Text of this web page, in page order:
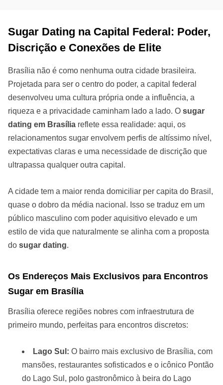
Sugar Dating na Capital Federal: Poder,
Discrição e Conexões de Elite
Brasília não é como nenhuma outra cidade brasileira.
Projetada para ser o centro do poder, a capital federal
desenvolveu uma cultura própria onde a influência, a
riqueza e a privacidade caminham lado a lado. O sugar
dating em Brasília reflete essa realidade: aqui, os
relacionamentos sugar envolvem perfis de altíssimo nível,
expectativas claras e uma necessidade de discrição que
ultrapassa qualquer outra capital.
A cidade tem a maior renda domiciliar per capita do Brasil,
quase o dobro da média nacional. Isso se traduz em um
público masculino com poder aquisitivo elevado e um
estilo de vida que naturalmente se alinha com a proposta
do sugar dating.
Os Endereços Mais Exclusivos para Encontros
Sugar em Brasília
Brasília oferece regiões nobres com infraestrutura de
primeiro mundo, perfeitas para encontros discretos:
Lago Sul: O bairro mais exclusivo de Brasília, com
mansões, restaurantes sofisticados e o icônico Pontão
do Lago Sul, polo gastronômico à beira do Lago